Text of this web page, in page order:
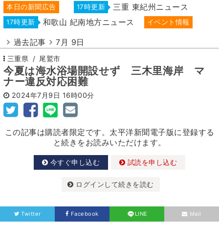
本日の新聞広告 17時更新 三重 東紀州ニュース
17時更新 和歌山 紀南地方ニュース イベント情報
過去記事 7月 9日
三重県 尾鷲市
今夏は海水浴場開設せず 三木里海岸 マ
ナー違反対応困難
2024年7月9日 16時00分
この記事は購読者限定です。太平洋新聞電子版に登録する
と続きをお読みいただけます。
今すぐ申し込む 試読を申し込む
ログインして続きを読む
Twitter Facebook LINE Mail